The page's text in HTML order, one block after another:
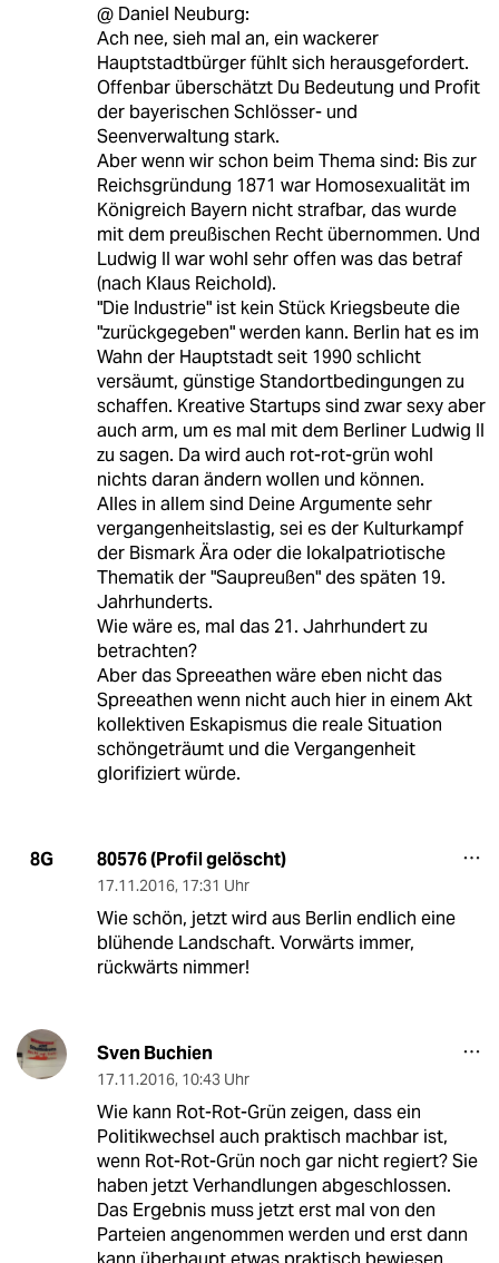
@ Daniel Neuburg:
Ach nee, sieh mal an, ein wackerer
Hauptstadtbürger fühlt sich herausgefordert.
Offenbar überschätzt Du Bedeutung und Profit
der bayerischen Schlösser- und
Seenverwaltung stark.
Aber wenn wir schon beim Thema sind: Bis zur
Reichsgründung 1871 war Homosexualität im
Königreich Bayern nicht strafbar, das wurde
mit dem preußischen Recht übernommen. Und
Ludwig II war wohl sehr offen was das betraf
(nach Klaus Reichold).
"Die Industrie" ist kein Stück Kriegsbeute die
"zurückgegeben" werden kann. Berlin hat es im
Wahn der Hauptstadt seit 1990 schlicht
versäumt, günstige Standortbedingungen zu
schaffen. Kreative Startups sind zwar sexy aber
auch arm, um es mal mit dem Berliner Ludwig II
zu sagen. Da wird auch rot-rot-grün wohl
nichts daran ändern wollen und können.
Alles in allem sind Deine Argumente sehr
vergangenheitslastig, sei es der Kulturkampf
der Bismark Ära oder die lokalpatriotische
Thematik der "Saupreußen" des späten 19.
Jahrhunderts.
Wie wäre es, mal das 21. Jahrhundert zu
betrachten?
Aber das Spreeathen wäre eben nicht das
Spreeathen wenn nicht auch hier in einem Akt
kollektiven Eskapismus die reale Situation
schöngeträumt und die Vergangenheit
glorifiziert würde.
8G 80576 (Profil gelöscht)
17.11.2016, 17:31 Uhr
Wie schön, jetzt wird aus Berlin endlich eine
blühende Landschaft. Vorwärts immer,
rückwärts nimmer!
Sven Buchien
17.11.2016, 10:43 Uhr
Wie kann Rot-Rot-Grün zeigen, dass ein
Politikwechsel auch praktisch machbar ist,
wenn Rot-Rot-Grün noch gar nicht regiert? Sie
haben jetzt Verhandlungen abgeschlossen.
Das Ergebnis muss jetzt erst mal von den
Parteien angenommen werden und erst dann